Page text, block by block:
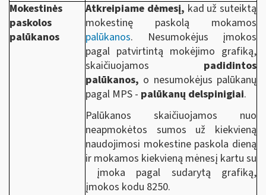
Mokestinės
paskolos
palūkanos
Atkreipiame dėmesį, kad už suteiktą
mokestinę paskolą mokamos
palūkanos. Nesumokėjus įmokos
pagal patvirtintą mokėjimo grafiką,
skaičiuojamos padidintos
palūkanos, o nesumokėjus palūkanų
pagal MPS - palūkanų delspinigiai.
Palūkanos skaičiuojamos nuo
neapmokėtos sumos už kiekvieną
naudojimosi mokestine paskola dieną
ir mokamos kiekvieną mėnesį kartu su
įmoka pagal sudarytą grafiką,
įmokos kodu 8250.